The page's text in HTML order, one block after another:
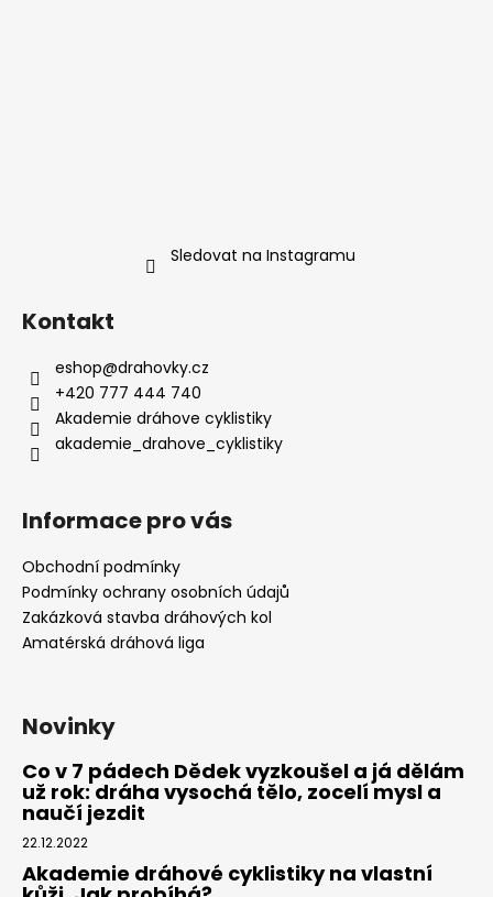
Sledovat na Instagramu
Kontakt
eshop@drahovky.cz
+420 777 444 740
Akademie dráhove cyklistiky
akademie_drahove_cyklistiky
Informace pro vás
Obchodní podmínky
Podmínky ochrany osobních údajů
Zakázková stavba dráhových kol
Amatérská dráhová liga
Novinky
Co v 7 pádech Dědek vyzkoušel a já dělám
už rok: dráha vysochá tělo, zocelí mysl a
naučí jezdit
22.12.2022
Akademie dráhové cyklistiky na vlastní